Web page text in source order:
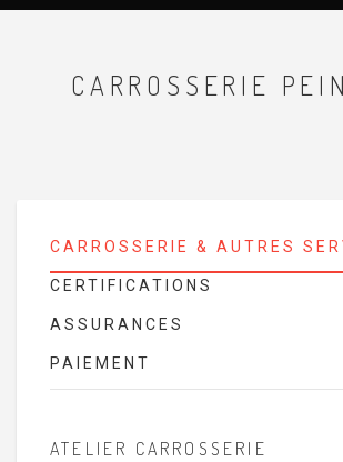
CARROSSERIE
CARROSSERIE & AUTRES
CERTIFICATIONS
ASSURANCES
PAIEMENT
ATELIER CARROSSERIE